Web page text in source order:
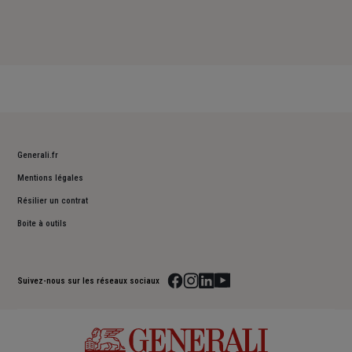
Generali.fr
Mentions légales
Résilier un contrat
Boite à outils
Suivez-nous sur les réseaux sociaux